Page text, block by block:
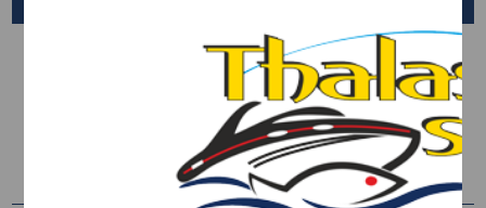
Ηλεκτρολογικός Εξοπλισμός
ΦΑΝΟΙ ΝΑΥΣΙΠΛΟ'Ι'ΑΣ